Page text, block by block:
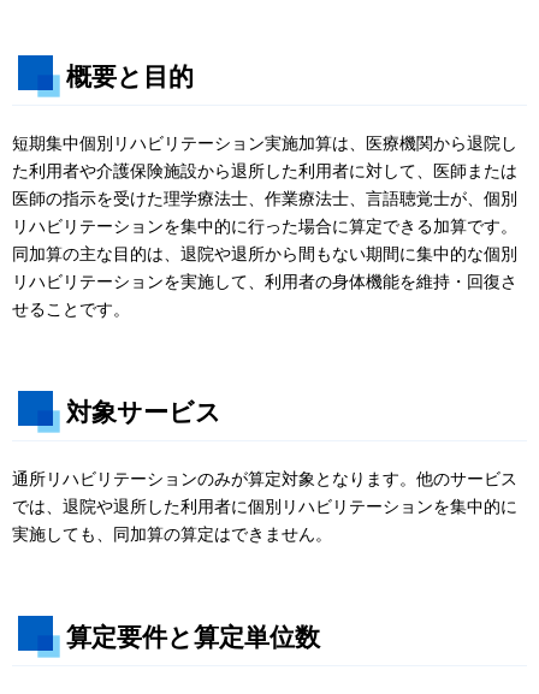
概要と目的
短期集中個別リハビリテーション実施加算は、医療機関から退院し
た利用者や介護保険施設から退所した利用者に対して、医師または
医師の指示を受けた理学療法士、作業療法士、言語聴覚士が、個別
リハビリテーションを集中的に行った場合に算定できる加算です。
同加算の主な目的は、退院や退所から間もない期間に集中的な個別
リハビリテーションを実施して、利用者の身体機能を維持・回復さ
せることです。
対象サービス
通所リハビリテーションのみが算定対象となります。他のサービス
では、退院や退所した利用者に個別リハビリテーションを集中的に
実施しても、同加算の算定はできません。
算定要件と算定単位数